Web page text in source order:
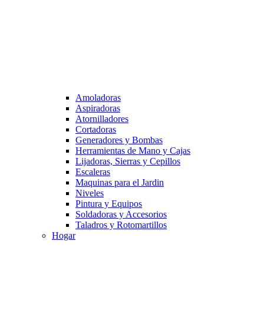
Amoladoras
Aspiradoras
Atornilladores
Cortadoras
Generadores y Bombas
Herramientas de Mano y Cajas
Lijadoras, Sierras y Cepillos
Escaleras
Maquinas para el Jardin
Niveles
Pintura y Equipos
Soldadoras y Accesorios
Taladros y Rotomartillos
Hogar